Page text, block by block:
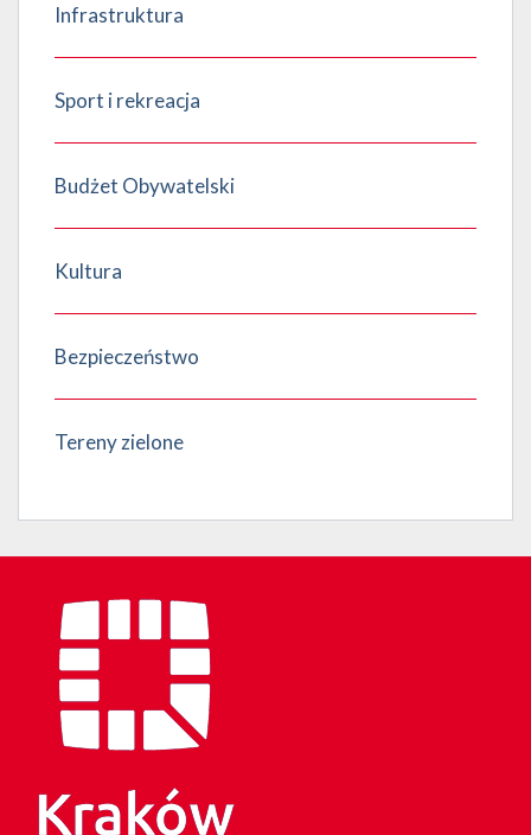
Infrastruktura
Sport i rekreacja
Budżet Obywatelski
Kultura
Bezpieczeństwo
Tereny zielone